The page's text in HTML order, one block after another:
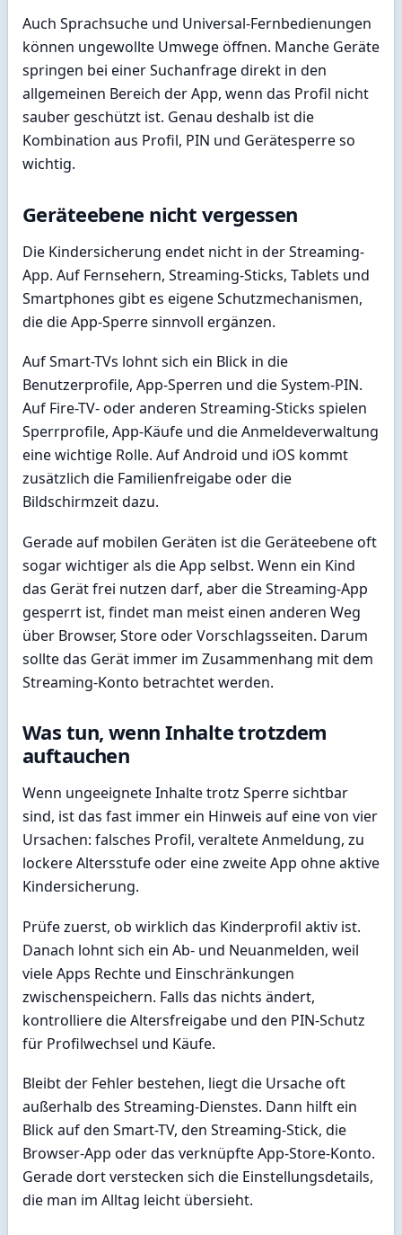
Auch Sprachsuche und Universal-Fernbedienungen
können ungewollte Umwege öffnen. Manche Geräte
springen bei einer Suchanfrage direkt in den
allgemeinen Bereich der App, wenn das Profil nicht
sauber geschützt ist. Genau deshalb ist die
Kombination aus Profil, PIN und Gerätesperre so
wichtig.
Geräteebene nicht vergessen
Die Kindersicherung endet nicht in der Streaming-
App. Auf Fernsehern, Streaming-Sticks, Tablets und
Smartphones gibt es eigene Schutzmechanismen,
die die App-Sperre sinnvoll ergänzen.
Auf Smart-TVs lohnt sich ein Blick in die
Benutzerprofile, App-Sperren und die System-PIN.
Auf Fire-TV- oder anderen Streaming-Sticks spielen
Sperrprofile, App-Käufe und die Anmeldeverwaltung
eine wichtige Rolle. Auf Android und iOS kommt
zusätzlich die Familienfreigabe oder die
Bildschirmzeit dazu.
Gerade auf mobilen Geräten ist die Geräteebene oft
sogar wichtiger als die App selbst. Wenn ein Kind
das Gerät frei nutzen darf, aber die Streaming-App
gesperrt ist, findet man meist einen anderen Weg
über Browser, Store oder Vorschlagsseiten. Darum
sollte das Gerät immer im Zusammenhang mit dem
Streaming-Konto betrachtet werden.
Was tun, wenn Inhalte trotzdem
auftauchen
Wenn ungeeignete Inhalte trotz Sperre sichtbar
sind, ist das fast immer ein Hinweis auf eine von vier
Ursachen: falsches Profil, veraltete Anmeldung, zu
lockere Altersstufe oder eine zweite App ohne aktive
Kindersicherung.
Prüfe zuerst, ob wirklich das Kinderprofil aktiv ist.
Danach lohnt sich ein Ab- und Neuanmelden, weil
viele Apps Rechte und Einschränkungen
zwischenspeichern. Falls das nichts ändert,
kontrolliere die Altersfreigabe und den PIN-Schutz
für Profilwechsel und Käufe.
Bleibt der Fehler bestehen, liegt die Ursache oft
außerhalb des Streaming-Dienstes. Dann hilft ein
Blick auf den Smart-TV, den Streaming-Stick, die
Browser-App oder das verknüpfte App-Store-Konto.
Gerade dort verstecken sich die Einstellungsdetails,
die man im Alltag leicht übersieht.